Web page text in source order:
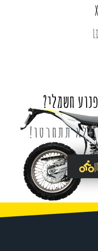
חשמלי?
ולא תתחרטו!